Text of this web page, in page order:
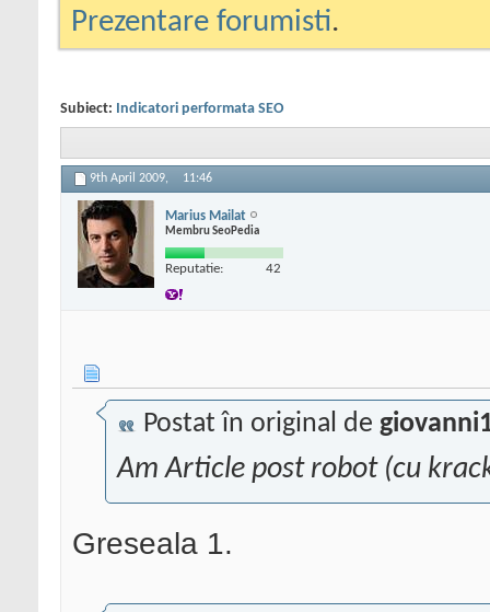
Prezentare forumisti.
Subiect: Indicatori performata SEO
9th April 2009, 11:46
Marius Mailat
Membru SeoPedia
Reputatie: 42
Postat în original de
Am Article post robot (cu
Greseala 1.